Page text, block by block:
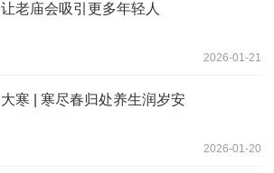
让老庙会吸引更多年轻人
2026-01-21
大寒 | 寒尽春归处养生润岁安
2026-01-20